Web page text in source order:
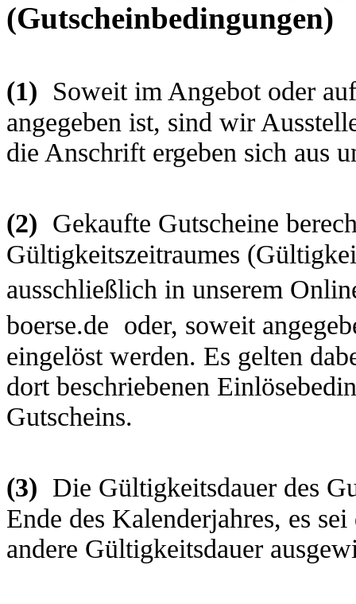
(Gutscheinbedingungen)
(1) Soweit im Angebot oder
angegeben ist, sind wir
die Anschrift ergeben sich aus
(2) Gekaufte Gutscheine
Gültigkeitszeitraumes
ausschließlich in unserem
boerse.de oder, soweit
eingelöst werden. Es gelten
dort beschriebenen
Gutscheins.
(3) Die Gültigkeitsdauer des
Ende des Kalenderjahres, es
andere Gültigkeitsdauer